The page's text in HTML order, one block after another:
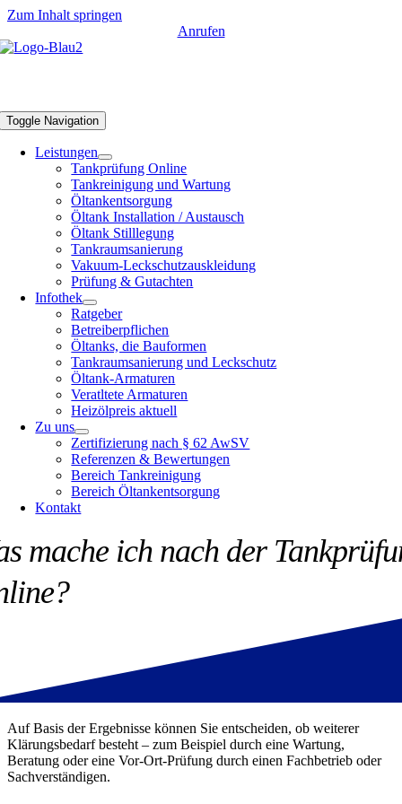
Zum Inhalt springen
Anrufen
Toggle Navigation
Leistungen
Tankprüfung Online
Tankreinigung und Wartung
Öltankentsorgung
Öltank Installation / Austausch
Öltank Stilllegung
Tankraumsanierung
Vakuum-Leckschutzauskleidung
Prüfung & Gutachten
Infothek
Ratgeber
Betreiberpflichen
Öltanks, die Bauformen
Tankraumsanierung und Leckschutz
Öltank-Armaturen
Veratltete Armaturen
Heizölpreis aktuell
Zu uns
Zertifizierung nach § 62 AwSV
Referenzen & Bewertungen
Bereich Tankreinigung
Bereich Öltankentsorgung
Kontakt
mache ich nach der
Auf Basis der Ergebnisse können Sie entscheiden, ob weiterer
Klärungsbedarf besteht – zum Beispiel durch eine Wartung,
Beratung oder eine Vor-Ort-Prüfung durch einen Fachbetrieb oder
Sachverständigen.